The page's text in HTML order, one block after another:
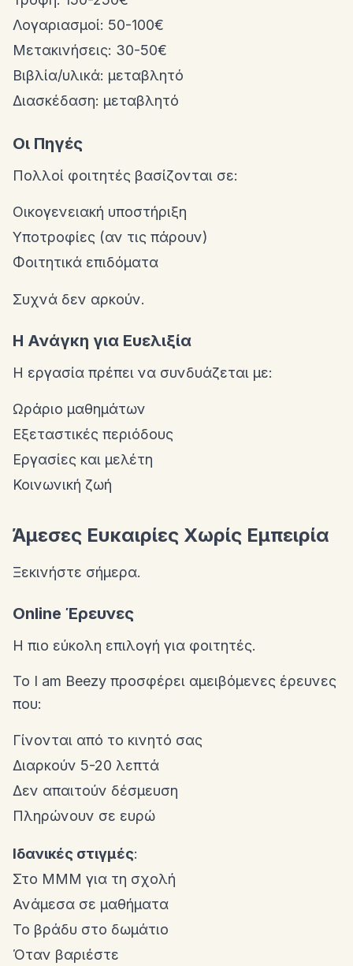
Λογαριασμοί: 50-100€
Μετακινήσεις: 30-50€
Βιβλία/υλικά: μεταβλητό
Διασκέδαση: μεταβλητό
Οι Πηγές
Πολλοί φοιτητές βασίζονται σε:
Οικογενειακή υποστήριξη
Υποτροφίες (αν τις πάρουν)
Φοιτητικά επιδόματα
Συχνά δεν αρκούν.
Η Ανάγκη για Ευελιξία
Η εργασία πρέπει να συνδυάζεται με:
Ωράριο μαθημάτων
Εξεταστικές περιόδους
Εργασίες και μελέτη
Κοινωνική ζωή
Άμεσες Ευκαιρίες Χωρίς Εμπειρία
Ξεκινήστε σήμερα.
Online Έρευνες
Η πιο εύκολη επιλογή για φοιτητές.
Το I am Beezy προσφέρει αμειβόμενες έρευνες
που:
Γίνονται από το κινητό σας
Διαρκούν 5-20 λεπτά
Δεν απαιτούν δέσμευση
Πληρώνουν σε ευρώ
Ιδανικές στιγμές:
Στο ΜΜΜ για τη σχολή
Ανάμεσα σε μαθήματα
Το βράδυ στο δωμάτιο
Όταν βαριέστε